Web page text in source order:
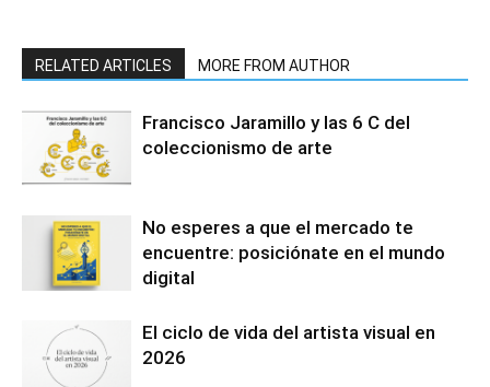
RELATED ARTICLES MORE FROM AUTHOR
Francisco Jaramillo y las 6 C del
coleccionismo de arte
No esperes a que el mercado te
encuentre: posiciónate en el mundo
digital
El ciclo de vida del artista visual en
2026